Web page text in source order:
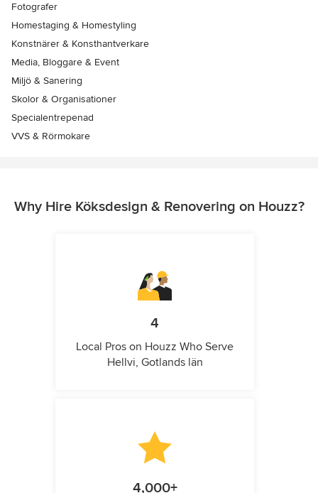
Fotografer
Homestaging & Homestyling
Konstnärer & Konsthantverkare
Media, Bloggare & Event
Miljö & Sanering
Skolor & Organisationer
Specialentrepenad
VVS & Rörmokare
Why Hire Köksdesign & Renovering on Houzz?
4
Local Pros on Houzz Who Serve
Hellvi, Gotlands län
4,000+